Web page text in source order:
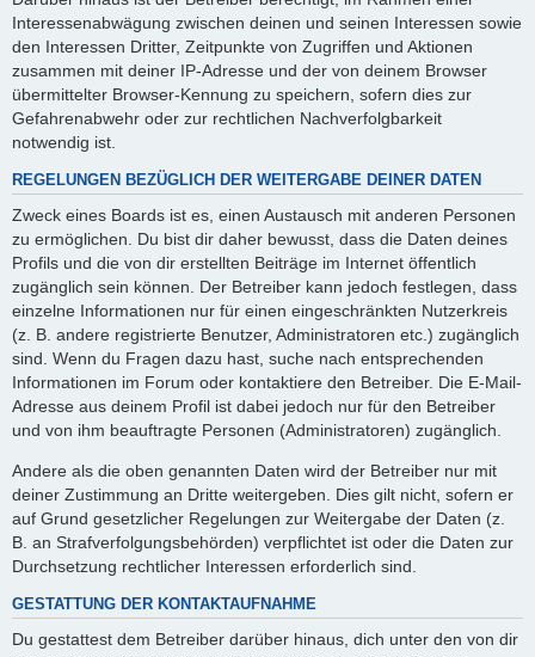
Interessenabwägung zwischen deinen und seinen Interessen sowie
den Interessen Dritter, Zeitpunkte von Zugriffen und Aktionen
zusammen mit deiner IP-Adresse und der von deinem Browser
übermittelter Browser-Kennung zu speichern, sofern dies zur
Gefahrenabwehr oder zur rechtlichen Nachverfolgbarkeit
notwendig ist.
REGELUNGEN BEZÜGLICH DER WEITERGABE DEINER DATEN
Zweck eines Boards ist es, einen Austausch mit anderen Personen
zu ermöglichen. Du bist dir daher bewusst, dass die Daten deines
Profils und die von dir erstellten Beiträge im Internet öffentlich
zugänglich sein können. Der Betreiber kann jedoch festlegen, dass
einzelne Informationen nur für einen eingeschränkten Nutzerkreis
(z. B. andere registrierte Benutzer, Administratoren etc.) zugänglich
sind. Wenn du Fragen dazu hast, suche nach entsprechenden
Informationen im Forum oder kontaktiere den Betreiber. Die E-Mail-
Adresse aus deinem Profil ist dabei jedoch nur für den Betreiber
und von ihm beauftragte Personen (Administratoren) zugänglich.
Andere als die oben genannten Daten wird der Betreiber nur mit
deiner Zustimmung an Dritte weitergeben. Dies gilt nicht, sofern er
auf Grund gesetzlicher Regelungen zur Weitergabe der Daten (z.
B. an Strafverfolgungsbehörden) verpflichtet ist oder die Daten zur
Durchsetzung rechtlicher Interessen erforderlich sind.
GESTATTUNG DER KONTAKTAUFNAHME
Du gestattest dem Betreiber darüber hinaus, dich unter den von dir